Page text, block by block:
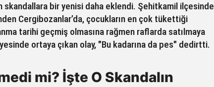
skandallara bir yenisi daha eklendi. Şehitkamil ilçesinde
Cergibozanlar’da, çocukların en çok tükettiği
tarihi geçmiş olmasına rağmen raflarda satılmaya
ortaya çıkan olay, "Bu kadarına da pes" dedirtti.
mi? İşte O Skandalın